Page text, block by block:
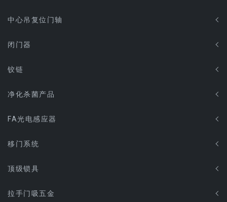
中心吊复位门轴
闭门器
铰链
净化杀菌产品
FA光电感应器
移门系统
顶级锁具
拉手门吸五金